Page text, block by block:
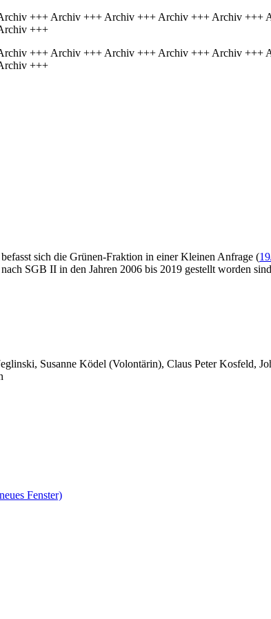
+++ Archiv +++ Archiv +++ Archiv +++ Archiv
+++
+++ Archiv +++ Archiv +++ Archiv +++ Archiv
+++
sich die Grünen-Fraktion in einer Kleinen Anfrage (
SGB II in den Jahren 2006 bis 2019 gestellt worden
Susanne Ködel (Volontärin), Claus Peter Kosfeld,
Fenster)